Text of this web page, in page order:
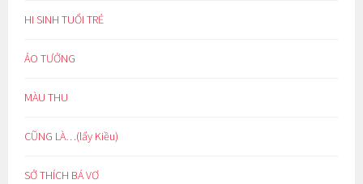
HI SINH TUỔI TRẺ
ẢO TƯỞNG
MÀU THU
CŨNG LÀ…(lẩy Kiều)
SỞ THÍCH BÁ VƠ